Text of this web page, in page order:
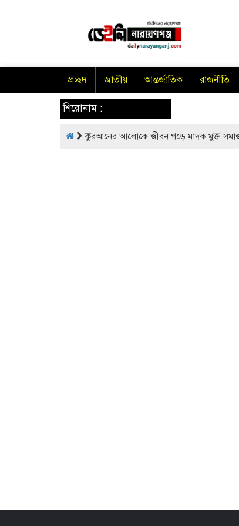
প্রচ্ছদ জাতীয় আন্তর্জাতিক রাজনীতি
শিরোনাম :
কুরআনের আলোকে জীবন গড়ে মাদক মুক্ত